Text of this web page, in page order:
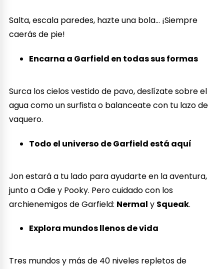
Salta, escala paredes, hazte una bola… ¡Siempre
caerás de pie!
Encarna a Garfield en todas sus formas
Surca los cielos vestido de pavo, deslízate sobre el
agua como un surfista o balanceate con tu lazo de
vaquero.
Todo el universo de Garfield está aquí
Jon estará a tu lado para ayudarte en la aventura,
junto a Odie y Pooky. Pero cuidado con los
archienemigos de Garfield: Nermal y Squeak.
Explora mundos llenos de vida
Tres mundos y más de 40 niveles repletos de